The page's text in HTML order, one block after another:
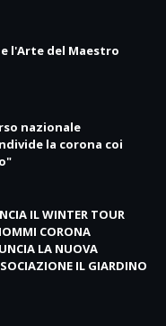
e l'Arte del Maestro
nazionale
la corona coi
IL WINTER TOUR
CORONA
LA NUOVA
IL GIARDINO